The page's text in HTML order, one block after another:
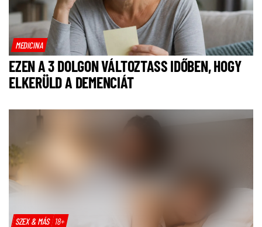
MEDICINA
EZEN A 3 DOLGON VÁLTOZTASS IDŐBEN, HOGY
ELKERÜLD A DEMENCIÁT
SZEX & MÁS 18+